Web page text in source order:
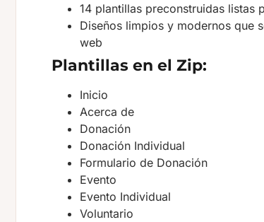
14 plantillas preconstruidas listas
Diseños limpios y modernos que
web
Plantillas en el Zip:
Inicio
Acerca de
Donación
Donación Individual
Formulario de Donación
Evento
Evento Individual
Voluntario